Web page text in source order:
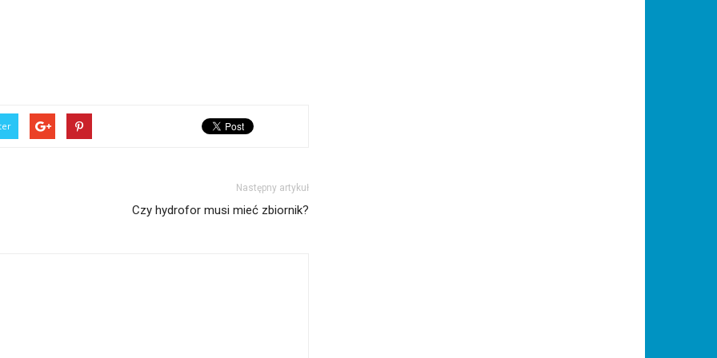
Następny artykuł
Czy hydrofor musi mieć zbiornik?